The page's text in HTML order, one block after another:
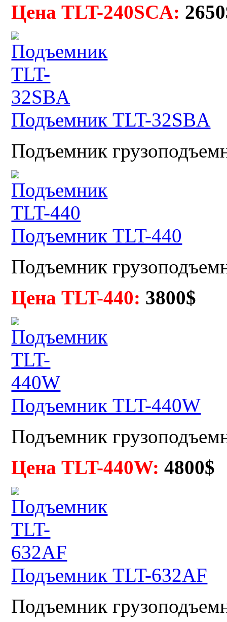
Цена TLT-240SCA:
Подъемник TLT-32SBA
Подъемник
Подъемник TLT-440
Подъемник
Цена TLT-440: 3800$
Подъемник TLT-440W
Подъемник
Цена TLT-440W: 4800$
Подъемник TLT-632AF
Подъемник